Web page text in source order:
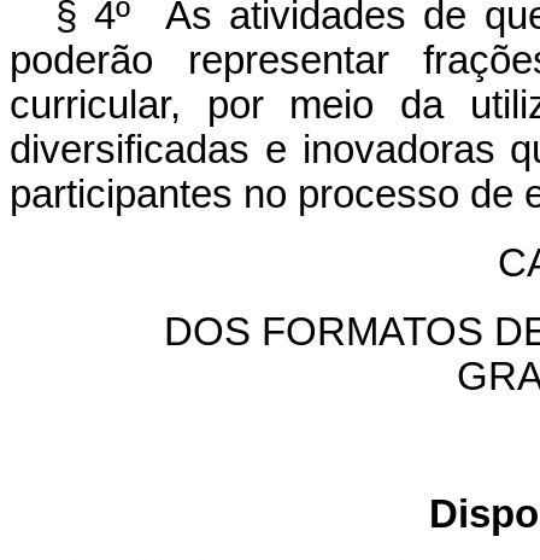
§ 4º As atividades de
poderão representar
curricular, por meio da
diversificadas e inovadoras
participantes no processo de
DOS FORMATOS